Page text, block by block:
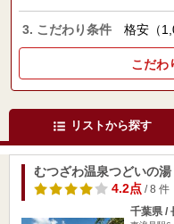
3. こだわり条件 格安（
こだわ
リストから探す
むつざわ温泉つどいの湯
4.2点/ 8 件
千葉県 /